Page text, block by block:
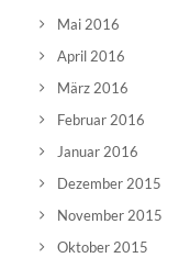
Mai 2016
April 2016
März 2016
Februar 2016
Januar 2016
Dezember 2015
November 2015
Oktober 2015